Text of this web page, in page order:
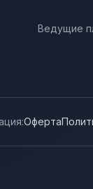
Ведущие
Оферта